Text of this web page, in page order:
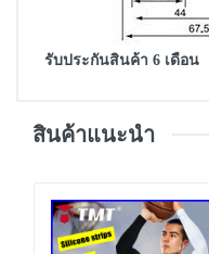
รับประกันสินค้า 6 เดือน
สินค้าแนะนำ